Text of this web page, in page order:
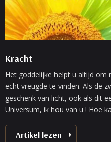
Kracht
Het goddelijke helpt u altijd om
echt vreugde te vinden. Als de
geschenk van licht, ook als dit
Universum, ik hou van u ! Hoe
Artikel lezen